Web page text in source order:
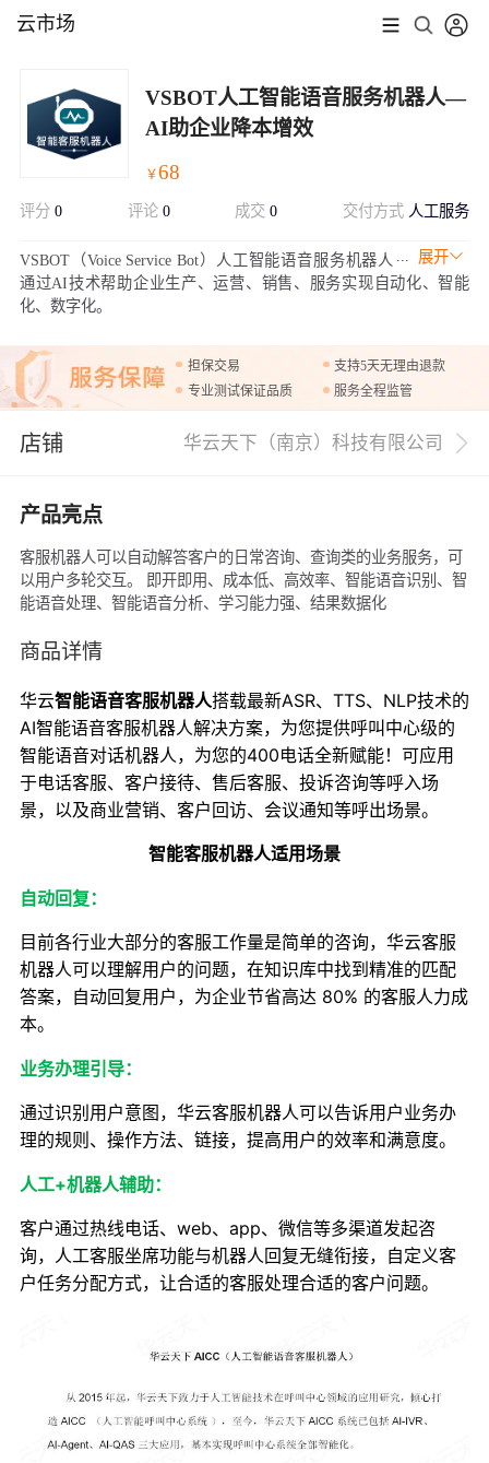
云市场
VSBOT人工智能语音服务机器人—
AI助企业降本增效
￥68
评分 0 评论 0 成交0 交付方式 人工服务
展开
VSBOT（Voice Service Bot）人工智能语音服务机器人
通过AI技术帮助企业生产、运营、销售、服务实现自动化、智能
化、数字化。
担保交易
支持5天无理由退款
专业测试保证品质
服务全程监管
店铺 华云天下（南京）科技有限公司
产品亮点
客服机器人可以自动解答客户的日常咨询、查询类的业务服务，可
以用户多轮交互。 即开即用、成本低、高效率、智能语音识别、智
能语音处理、智能语音分析、学习能力强、结果数据化
商品详情
华云智能语音客服机器人搭载最新ASR、TTS、NLP技术的
AI智能语音客服机器人解决方案，为您提供呼叫中心级的
智能语音对话机器人，为您的400电话全新赋能！可应用
于电话客服、客户接待、售后客服、投诉咨询等呼入场
景，以及商业营销、客户回访、会议通知等呼出场景。
智能客服机器人适用场景
自动回复：
目前各行业大部分的客服工作量是简单的咨询，华云客服
机器人可以理解用户的问题，在知识库中找到精准的匹配
答案，自动回复用户，为企业节省高达 80% 的客服人力成
本。
业务办理引导：
通过识别用户意图，华云客服机器人可以告诉用户业务办
理的规则、操作方法、链接，提高用户的效率和满意度。
人工+机器人辅助：
客户通过热线电话、web、app、微信等多渠道发起咨
询，人工客服坐席功能与机器人回复无缝衔接，自定义客
户任务分配方式，让合适的客服处理合适的客户问题。